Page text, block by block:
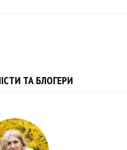
ТА БЛОГЕРИ